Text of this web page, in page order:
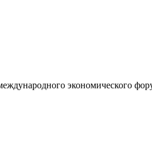
экономического